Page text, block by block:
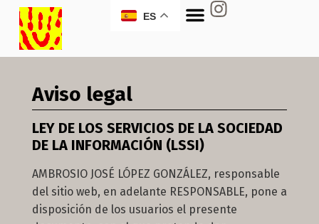
ES
Aviso legal
LEY DE LOS SERVICIOS DE LA SOCIEDAD
DE LA INFORMACIÓN (LSSI)
AMBROSIO JOSÉ LÓPEZ GONZÁLEZ, responsable
del sitio web, en adelante RESPONSABLE, pone a
disposición de los usuarios el presente